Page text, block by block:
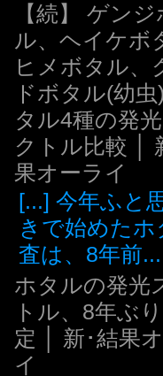
【続】 ゲン
ル、ヘイケボ
ヒメボタル、
ドボタル(幼
タル4種の発
クトル比較 │
果オーライ
[...] 今年ふと
きで始めたホ
査は、8年前...
ホタルの発光
トル、8年ぶ
定 │ 新･結果
イ